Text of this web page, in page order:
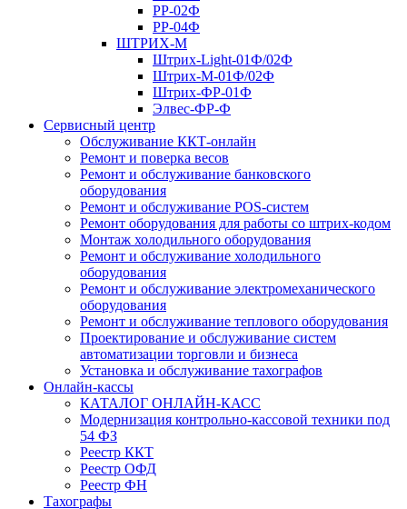
РР-02Ф
РР-04Ф
ШТРИХ-М
Штрих-Light-01Ф/02Ф
Штрих-М-01Ф/02Ф
Штрих-ФР-01Ф
Элвес-ФР-Ф
Сервисный центр
Обслуживание ККТ-онлайн
Ремонт и поверка весов
Ремонт и обслуживание банковского
оборудования
Ремонт и обслуживание POS-систем
Ремонт оборудования для работы со штрих-кодом
Монтаж холодильного оборудования
Ремонт и обслуживание холодильного
оборудования
Ремонт и обслуживание электромеханического
оборудования
Ремонт и обслуживание теплового оборудования
Проектирование и обслуживание систем
автоматизации торговли и бизнеса
Установка и обслуживание тахографов
Онлайн-кассы
КАТАЛОГ ОНЛАЙН-КАСС
Модернизация контрольно-кассовой техники под
54 ФЗ
Реестр ККТ
Реестр ОФД
Реестр ФН
Тахографы